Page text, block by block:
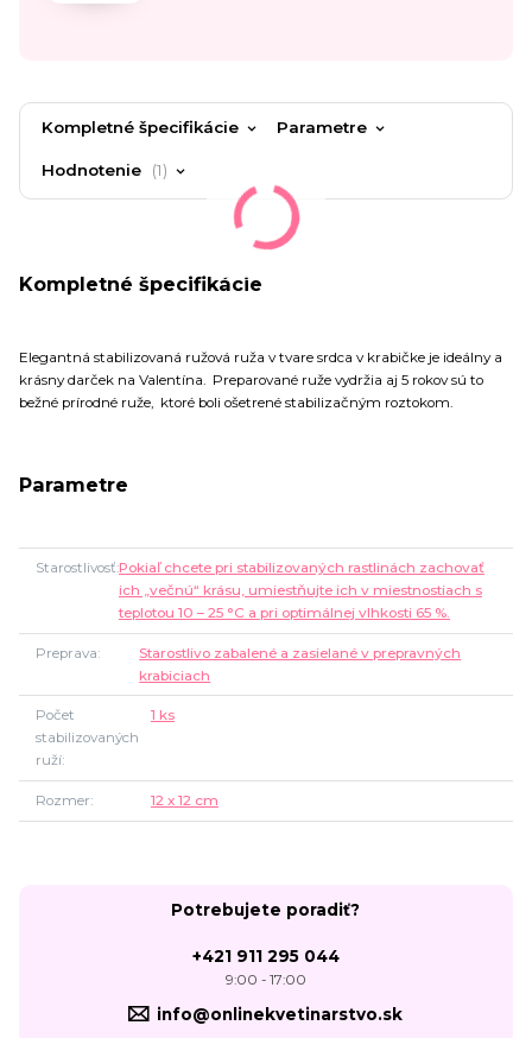
Kompletné špecifikácie Parametre
Hodnotenie 1
Kompletné špecifikácie
Elegantná stabilizovaná ružová ruža v tvare srdca v krabičke je ideálny a
krásny darček na Valentína. Preparované ruže vydržia aj 5 rokov sú to
bežné prírodné ruže, ktoré boli ošetrené stabilizačným roztokom.
Parametre
Starostlivosť Pokiaľ chcete pri stabilizovaných rastlinách zachovať
ich „večnú“ krásu, umiestňujte ich v miestnostiach s
teplotou 10 – 25 °C a pri optimálnej vlhkosti 65 %.
Preprava
Starostlivo zabalené a zasielané v prepravných
krabiciach
Počet
stabilizovaných
ruží
1 ks
Rozmer 12 x 12 cm
Potrebujete poradiť?
+421 911 295 044
9:00 - 17:00
info@onlinekvetinarstvo.sk